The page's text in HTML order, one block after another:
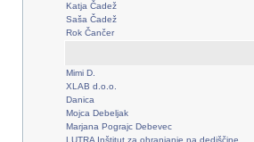
Katja Čadež
Saša Čadež
Rok Čančer
Mimi D.
XLAB d.o.o.
Danica
Mojca Debeljak
Marjana Pograjc Debevec
LUTRA Inštitut za ohranjanje na dediščine